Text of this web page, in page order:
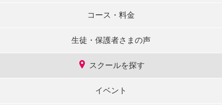
コース・料金
生徒・保護者さまの声
スクールを探す
イベント